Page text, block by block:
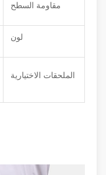
مقاومة السطح
الملحقات الاختيارية